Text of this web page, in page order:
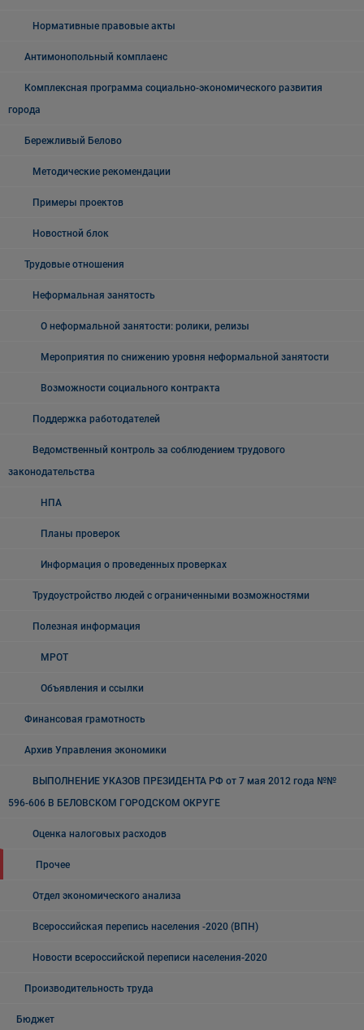
Нормативные правовые акты
Антимонопольный комплаенс
Комплексная программа социально-экономического развития
города
Бережливый Белово
Методические рекомендации
Примеры проектов
Новостной блок
Трудовые отношения
Неформальная занятость
О неформальной занятости: ролики, релизы
Мероприятия по снижению уровня неформальной занятости
Возможности социального контракта
Поддержка работодателей
Ведомственный контроль за соблюдением трудового
законодательства
НПА
Планы проверок
Информация о проведенных проверках
Трудоустройство людей с ограниченными возможностями
Полезная информация
МРОТ
Объявления и ссылки
Финансовая грамотность
Архив Управления экономики
ВЫПОЛНЕНИЕ УКАЗОВ ПРЕЗИДЕНТА РФ от 7 мая 2012 года №№
596-606 В БЕЛОВСКОМ ГОРОДСКОМ ОКРУГЕ
Оценка налоговых расходов
Прочее
Отдел экономического анализа
Всероссийская перепись населения -2020 (ВПН)
Новости всероссийской переписи населения-2020
Производительность труда
Бюджет